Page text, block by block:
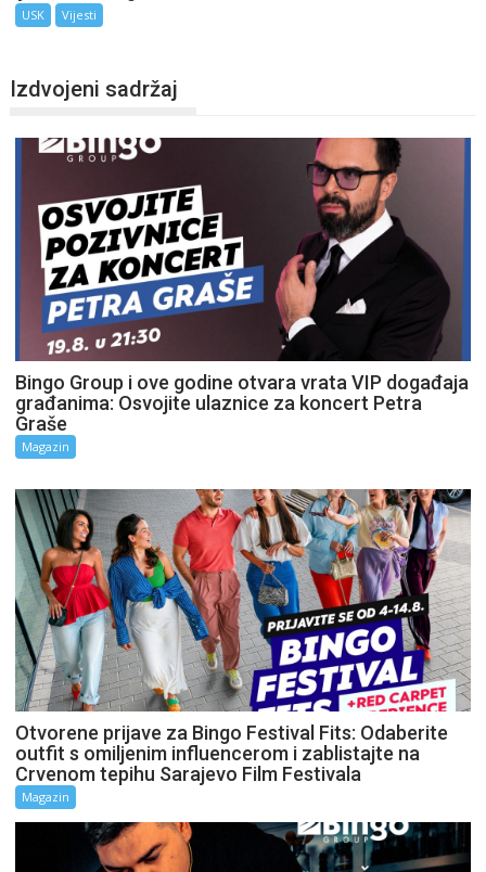
USK Vijesti
Izdvojeni sadržaj
Bingo Group i ove godine otvara vrata VIP događaja
građanima: Osvojite ulaznice za koncert Petra
Graše
Magazin
Otvorene prijave za Bingo Festival Fits: Odaberite
outfit s omiljenim influencerom i zablistajte na
Crvenom tepihu Sarajevo Film Festivala
Magazin